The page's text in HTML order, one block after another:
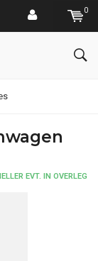
0
EVT. IN OVERLEG